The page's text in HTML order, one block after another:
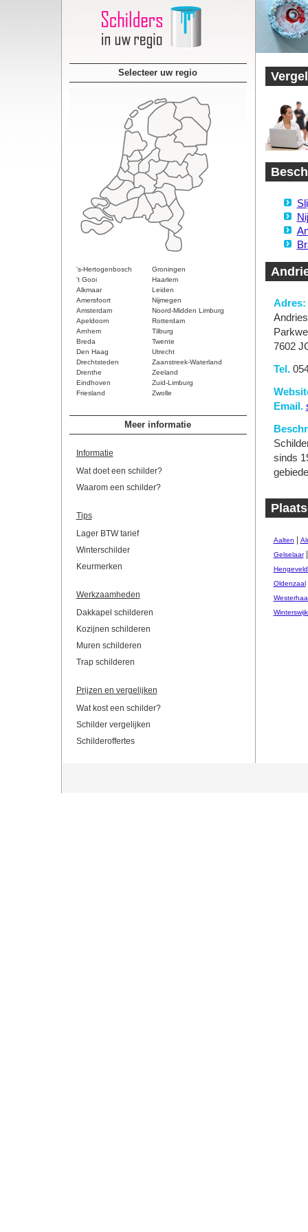
Selecteer uw regio
's-Hertogenbosch
Groningen
't Gooi
Haarlem
Alkmaar
Leiden
Amersfoort
Nijmegen
Amsterdam
Noord-Midden Limburg
Apeldoorn
Rotterdam
Arnhem
Tilburg
Breda
Twente
Den Haag
Utrecht
Drechtsteden
Zaanstreek-Waterland
Drenthe
Zeeland
Eindhoven
Zuid-Limburg
Friesland
Zwolle
Meer informatie
Informatie
Wat doet een schilder?
Waarom een schilder?
Tips
Lager BTW tarief
Winterschilder
Keurmerken
Werkzaamheden
Dakkapel schilderen
Kozijnen schilderen
Muren schilderen
Trap schilderen
Prijzen en vergelijken
Wat kost een schilder?
Schilder vergelijken
Schilderoffertes
Adres:
7602
Tel.
Email.
sinds
Aalten
Gelselaar
Oldenzaal